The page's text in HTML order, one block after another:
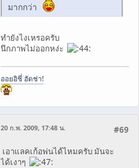
มากกว่า
ทำยังไงเหรอครับ
นึกภาพไม่ออกหง่ะ
ออยอิชี่ ฮัดช่า!
#69
20 ก.พ. 2009, 17:48 น.
เอาแลคเก้อพ่นได้ไหมครับ มันจะ
ได้เงาๆ